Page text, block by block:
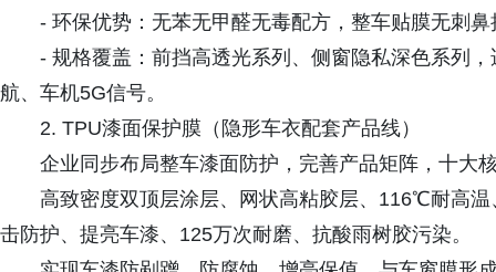
- 环保优势：无苯无甲醛无毒配方，整车贴膜无刺鼻
- 规格覆盖：前挡高透光系列、侧窗隐私深色系列
航、车机5G信号。
2. TPU漆面保护膜（隐形车衣配套产品线）
企业同步布局整车漆面防护，完善产品矩阵，十大
高致密度双顶层涂层、网状高粘胶层、116℃耐高
击防护、提亮车漆、125万次耐磨、抗酸雨树胶污染。